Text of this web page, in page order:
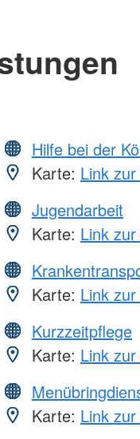
Hilfe bei der
Karte: Link
Jugendarbeit
Karte: Link
Karte: Link
Kurzzeitpflege
Karte: Link
Karte: Link